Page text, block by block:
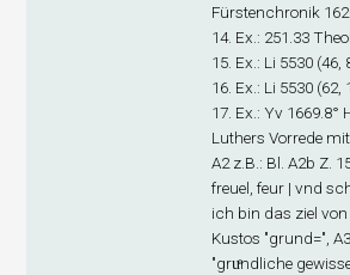
Fürstenchronik
14. Ex .: 251.33
15. Ex .: Li 5530 (46,
16. Ex .: Li 5530 (62,
17. Ex .: Yv 1669.8°
Luthers Vorrede
A2 z.B.: Bl. A2b Z.
freuel, feur | vnd
ich bin das ziel von
Kustos "grund=", A3
"gruͤndliche